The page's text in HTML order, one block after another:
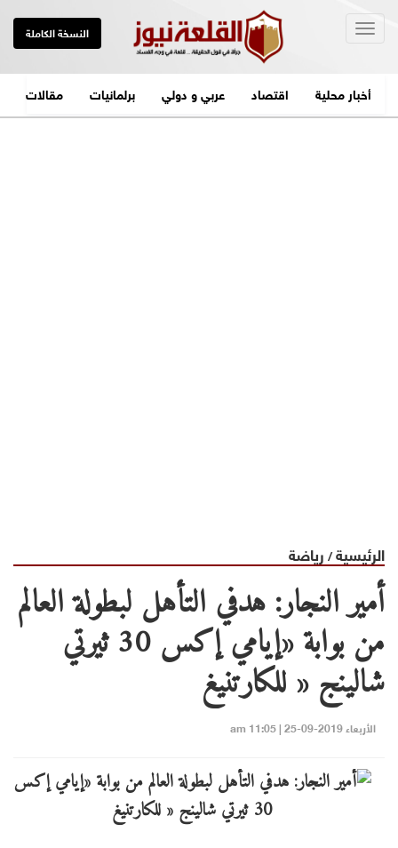
النسخة الكاملة
أخبار محلية اقتصاد عربي و دولي برلمانيات مقالات
الرئيسية/ رياضة
أمير النجار: هدفي التأهل لبطولة العالم
من بوابة «إيامي إكس 30 ثيرتي
شالينج « للكارتنيغ
الأربعاء 2019-09-25 | 11:05 am